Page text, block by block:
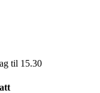
til 15.30